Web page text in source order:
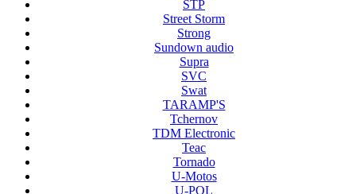
STP
Street Storm
Strong
Sundown audio
Supra
SVC
Swat
TARAMP'S
Tchernov
TDM Electronic
Teac
Tornado
U-Motos
U-POL